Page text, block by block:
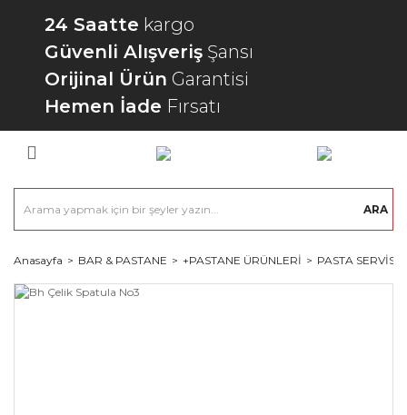
24 Saatte kargo
Güvenli Alışveriş Şansı
Orijinal Ürün Garantisi
Hemen İade Fırsatı
ARA
Anasayfa BAR & PASTANE +PASTANE ÜRÜNLERİ PASTA SERVİSİ